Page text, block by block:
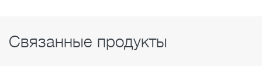
Связанные продукты